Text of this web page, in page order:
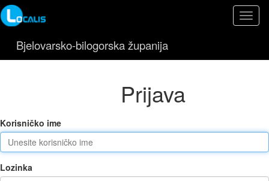
Bjelovarsko-bilogorska županija
Prijava
Korisničko ime
Lozinka